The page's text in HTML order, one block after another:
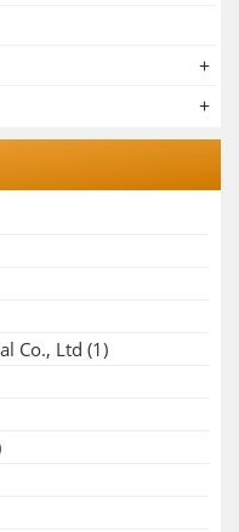
Co., Ltd (1)